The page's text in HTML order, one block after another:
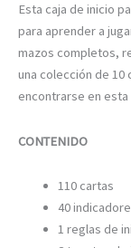
Esta caja de inicio
para aprender a
mazos completos,
una colección de
encontrarse en esta
CONTENIDO
110 cartas
40
1 reglas de